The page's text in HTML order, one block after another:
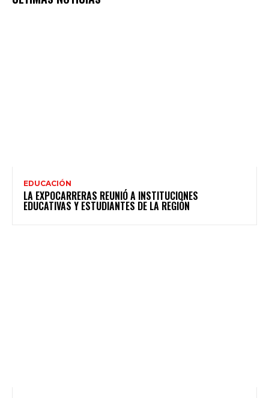
EDUCACIÓN
LA EXPOCARRERAS REUNIÓ A INSTITUCIONES
EDUCATIVAS Y ESTUDIANTES DE LA REGIÓN